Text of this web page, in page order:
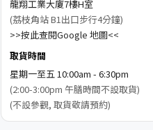
龍翔工業大廈7樓H室
(荔枝角站 B1出口步行4分鐘)
>>按此查閱Google 地圖<<
取貨時間
星期一至五 10:00am - 6:30pm
(2:00-3:00pm 午膳時間不設取貨)
(不設參觀, 取貨敬請預約)